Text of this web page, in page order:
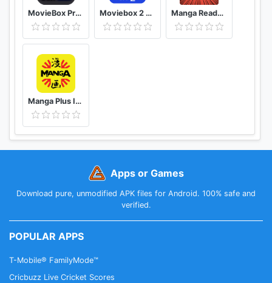
・少年漫画でワクワクしたい!!
・恋愛漫画でキュンキュンしたい!!
・ギャグマンガで思いっきり笑いたい!!
MovieBox Pro Free Movies Moviebox 2 plus app Manga Reader Read manga online free mangareader
Manga Plus ID - Baca Komik, Webtoon, novel, Anime
Apps or Games
Download pure, unmodified APK files for Android. 100% safe and
verified.
POPULAR APPS
T-Mobile® FamilyMode™
Cricbuzz Live Cricket Scores